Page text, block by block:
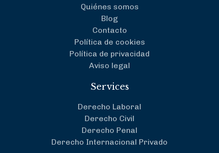
Quiénes somos
Blog
Contacto
Política de cookies
Política de privacidad
Aviso legal
Services
Derecho Laboral
Derecho Civil
Derecho Penal
Derecho Internacional Privado